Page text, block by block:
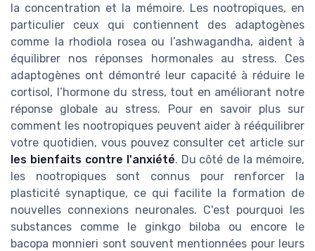
la concentration et la mémoire. Les nootropiques, en
particulier ceux qui contiennent des adaptogènes
comme la rhodiola rosea ou l’ashwagandha, aident à
équilibrer nos réponses hormonales au stress. Ces
adaptogènes ont démontré leur capacité à réduire le
cortisol, l’hormone du stress, tout en améliorant notre
réponse globale au stress. Pour en savoir plus sur
comment les nootropiques peuvent aider à rééquilibrer
votre quotidien, vous pouvez consulter cet article sur
les bienfaits contre l'anxiété. Du côté de la mémoire,
les nootropiques sont connus pour renforcer la
plasticité synaptique, ce qui facilite la formation de
nouvelles connexions neuronales. C'est pourquoi les
substances comme le ginkgo biloba ou encore le
bacopa monnieri sont souvent mentionnées pour leurs